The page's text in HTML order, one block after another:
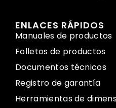
ENLACES RÁPIDOS
Manuales de productos
Folletos de productos
Documentos técnicos
Registro de garantía
Herramientas de